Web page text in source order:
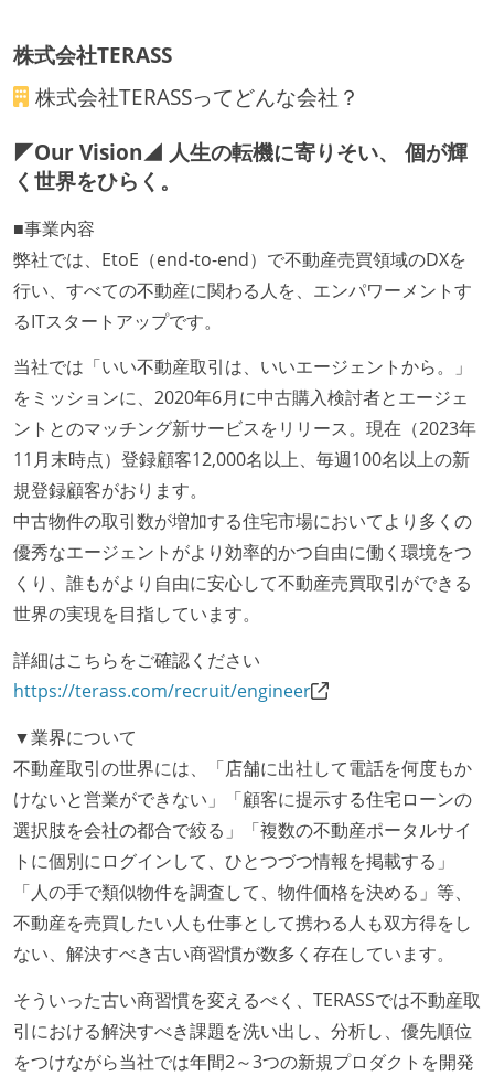
株式会社TERASS
株式会社TERASSってどんな会社？
◤Our Vision◢ 人生の転機に寄りそい、 個が輝
く世界をひらく。
■事業内容
弊社では、EtoE（end-to-end）で不動産売買領域のDXを
行い、すべての不動産に関わる人を、エンパワーメントす
るITスタートアップです。
当社では「いい不動産取引は、いいエージェントから。」
をミッションに、2020年6月に中古購入検討者とエージェ
ントとのマッチング新サービスをリリース。現在（2023年
11月末時点）登録顧客12,000名以上、毎週100名以上の新
規登録顧客がおります。
中古物件の取引数が増加する住宅市場においてより多くの
優秀なエージェントがより効率的かつ自由に働く環境をつ
くり、誰もがより自由に安心して不動産売買取引ができる
世界の実現を目指しています。
詳細はこちらをご確認ください
https://terass.com/recruit/engineer
▼業界について
不動産取引の世界には、「店舗に出社して電話を何度もか
けないと営業ができない」「顧客に提示する住宅ローンの
選択肢を会社の都合で絞る」「複数の不動産ポータルサイ
トに個別にログインして、ひとつづつ情報を掲載する」
「人の手で類似物件を調査して、物件価格を決める」等、
不動産を売買したい人も仕事として携わる人も双方得をし
ない、解決すべき古い商習慣が数多く存在しています。
そういった古い商習慣を変えるべく、TERASSでは不動産取
引における解決すべき課題を洗い出し、分析し、優先順位
をつけながら当社では年間2～3つの新規プロダクトを開発